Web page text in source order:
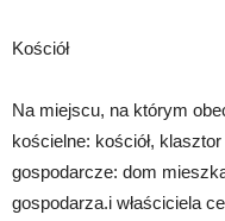
Kościół
Na miejscu, na którym
kościelne: kościół,
gospodarcze: dom
gospodarza.i właściciela